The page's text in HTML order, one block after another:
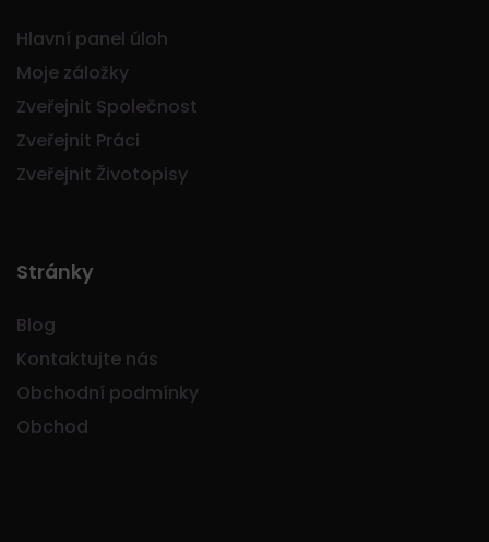
Hlavní panel úloh
Moje záložky
Zveřejnit Společnost
Zveřejnit Práci
Zveřejnit Životopisy
Stránky
Blog
Kontaktujte nás
Obchodní podmínky
Obchod